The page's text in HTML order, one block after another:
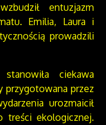
entuzjazm
Emilia, Laura i
prowadzili
ciekawa
przygotowana przez
urozmaicił
treści ekologicznej.